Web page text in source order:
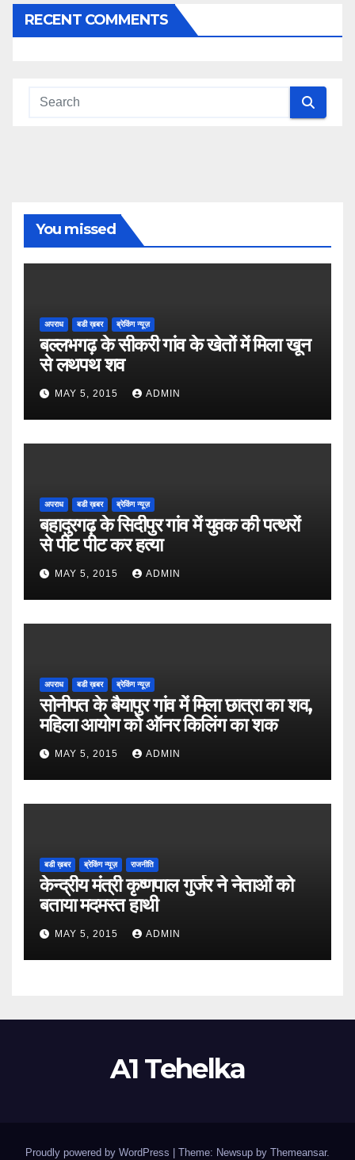
RECENT COMMENTS
You missed
अपराध बडी ख़बर ब्रेकिंग न्यूज़
बल्लभगढ़ के सीकरी गांव के खेतों में मिला खून
से लथपथ शव
MAY 5, 2015 ADMIN
अपराध बडी ख़बर ब्रेकिंग न्यूज़
बहादुरगढ़ के सिदीपुर गांव में युवक की पत्थरों
से पीट पीट कर हत्या
MAY 5, 2015 ADMIN
अपराध बडी ख़बर ब्रेकिंग न्यूज़
सोनीपत के बैयापुर गांव में मिला छात्रा का शव,
महिला आयोग को ऑनर किलिंग का शक
MAY 5, 2015 ADMIN
बडी ख़बर ब्रेकिंग न्यूज़ राजनीति
केन्द्रीय मंत्री कृष्णपाल गुर्जर ने नेताओं को
बताया मदमस्त हाथी
MAY 5, 2015 ADMIN
A1 Tehelka
Proudly powered by WordPress Theme: Newsup by Themeansar.